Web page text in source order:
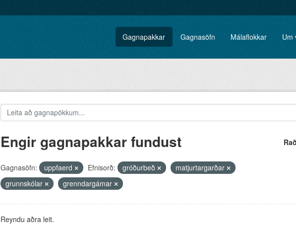
Gagnapakkar Gagnasöfn Málaflokkar Um
Engir gagnapakkar fundust
Gagnasöfn: uppfaerd Efnisorð: gróðurbeð
matjurtargarðar
grunnskólar
grenndargámar
Reyndu aðra leit.